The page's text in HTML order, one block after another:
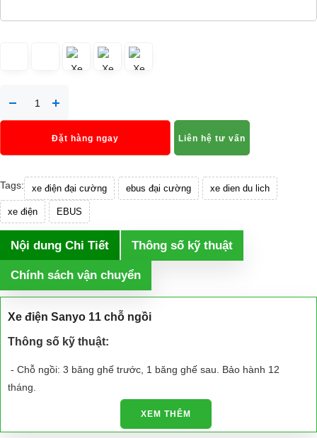
Đặt hàng ngay Liên hệ tư vấn
Tags: xe điện đại cường ebus đại cường xe dien du lich
xe điện EBUS
Nội dung Chi Tiết Thông số kỹ thuật
Chính sách vận chuyển
Xe điện Sanyo 11 chỗ ngồi
Thông số kỹ thuật:
- Chỗ ngồi: 3 băng ghế trước, 1 băng ghế sau. Bảo hành 12
tháng.
- Sơn màu mới, bọc nệm mới miễn phí theo yêu cầu.
XEM THÊM